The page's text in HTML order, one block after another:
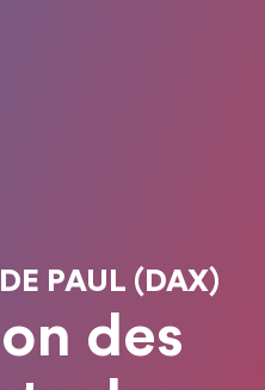
PAUL (DAX)
des